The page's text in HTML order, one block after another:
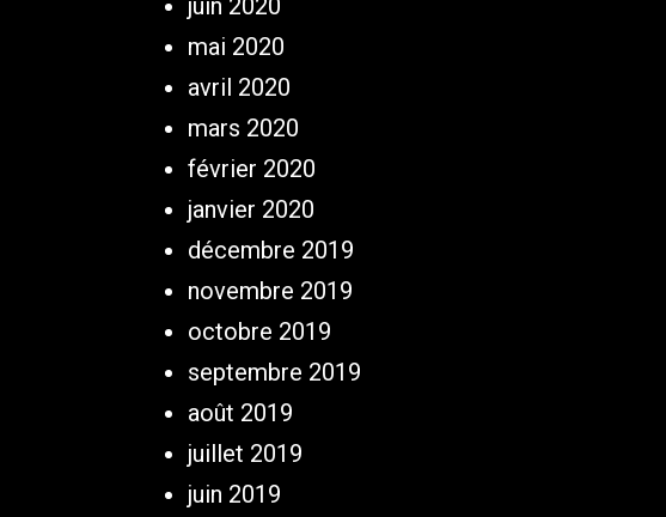
juin 2020
mai 2020
avril 2020
mars 2020
février 2020
janvier 2020
décembre 2019
novembre 2019
octobre 2019
septembre 2019
août 2019
juillet 2019
juin 2019